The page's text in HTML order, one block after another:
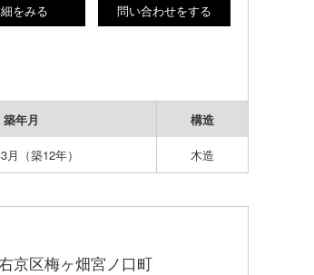
をみる 問い合わせをする
築年月 構造
月（築12年） 木造
京区梅ヶ畑宮ノ口町